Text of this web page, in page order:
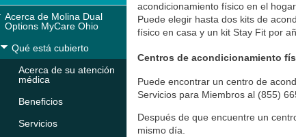
Acerca de Molina Dual
Options MyCare Ohio
Qué está cubierto
Acerca de su atención
médica
Beneficios
Servicios
acondicionamiento físico en el
Puede elegir hasta dos kits de
físico en casa y un kit Stay Fit por
Centros de acondicionamiento
Puede encontrar un centro de
Servicios para Miembros al (855)
Después de que encuentre un
mismo día.